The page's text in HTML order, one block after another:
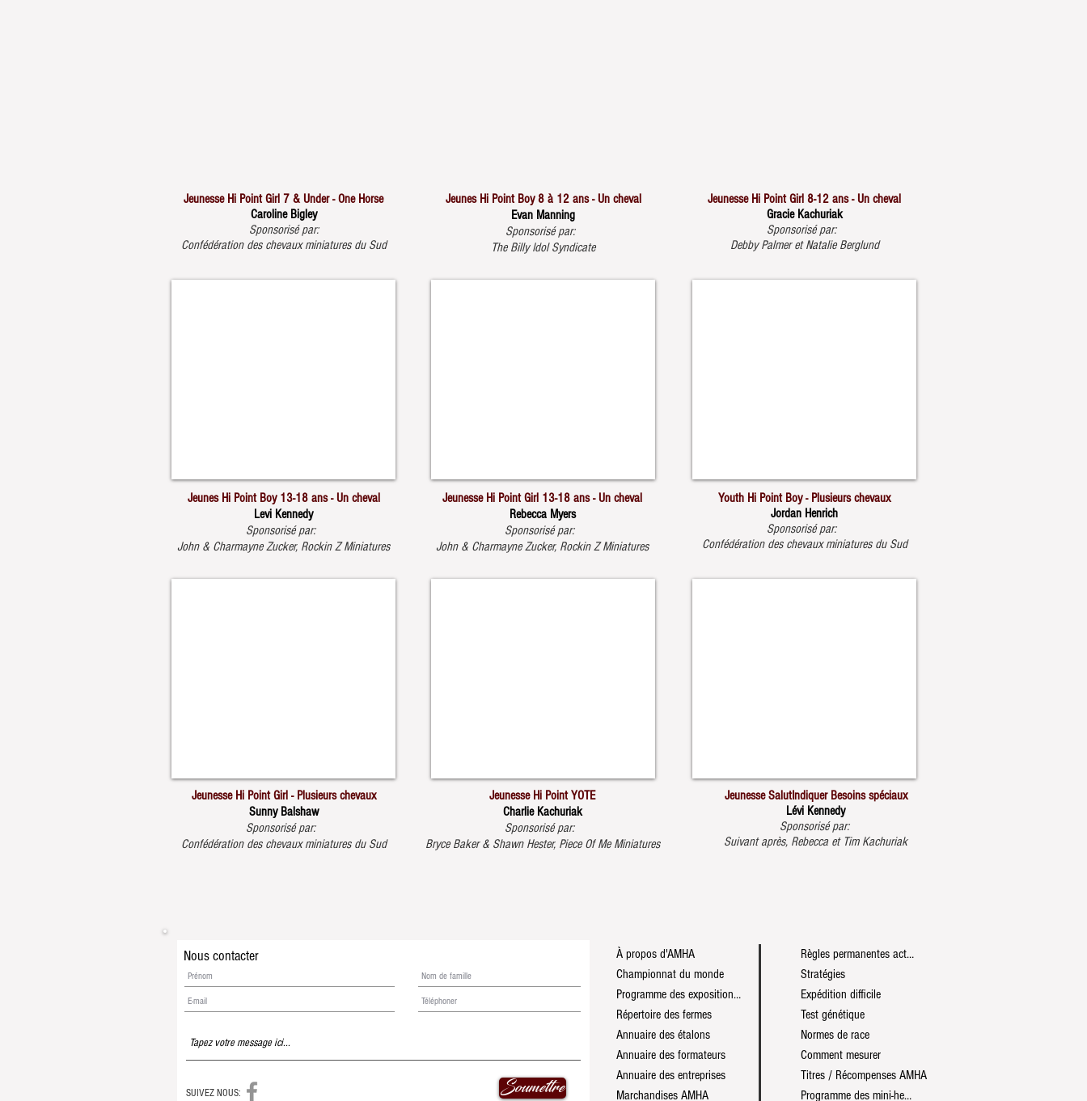
Jeunesse Hi Point Girl 7 & Under - One Horse
Caroline Bigley
Sponsorisé par:
Confédération des chevaux miniatures du Sud
Jeunes Hi Point Boy 13-18 ans - Un cheval
Levi Kennedy
Sponsorisé par:
John & Charmayne Zucker, Rockin Z Miniatures
Jeunesse Hi Point Girl - Plusieurs chevaux
Sunny Balshaw
Sponsorisé par:
Confédération des chevaux miniatures du Sud
Jeunes Hi Point Boy 8 à 12 ans - Un cheval
Evan Manning
Sponsorisé par:
The Billy Idol Syndicate
Jeunesse Hi Point Girl 13-18 ans - Un cheval
Rebecca Myers
Sponsorisé par:
John & Charmayne Zucker, Rockin Z Miniatures
Jeunesse Hi Point YOTE
Charlie Kachuriak
Sponsorisé par:
Bryce Baker & Shawn Hester, Piece Of Me Miniatures
Jeunesse Hi Point Girl 8-12 ans - Un cheval
Gracie Kachuriak
Sponsorisé par:
Debby Palmer et Natalie Berglund
Youth Hi Point Boy - Plusieurs chevaux
Jordan Henrich
Sponsorisé par:
Confédération des chevaux miniatures du Sud
Jeunesse SalutIndiquerBesoins spéciaux
Lévi Kennedy
Sponsorisé par:
Suivant après, Rebecca et Tim Kachuriak
Nous contacter
SUIVEZ NOUS: Soumettre
À propos d'AMHA
Championnat du monde
Programme des expositions mondiales
Répertoire des fermes
Annuaire des étalons
Annuaire des formateurs
Annuaire des entreprises
Marchandises AMHA
Règles permanentes actuelles
Stratégies
Expédition difficile
Test génétique
Normes de race
Comment mesurer
Titres / Récompenses AMHA
Programme des mini-heures